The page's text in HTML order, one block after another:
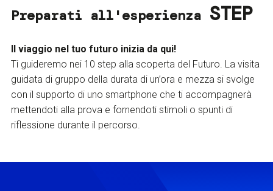
Preparati all'esperienza STEP
Il viaggio nel tuo futuro inizia da qui!
Ti guideremo nei 10 step alla scoperta del Futuro. La visita
guidata di gruppo della durata di un’ora e mezza si svolge
con il supporto di uno smartphone che ti accompagnerà
mettendoti alla prova e fornendoti stimoli o spunti di
riflessione durante il percorso.